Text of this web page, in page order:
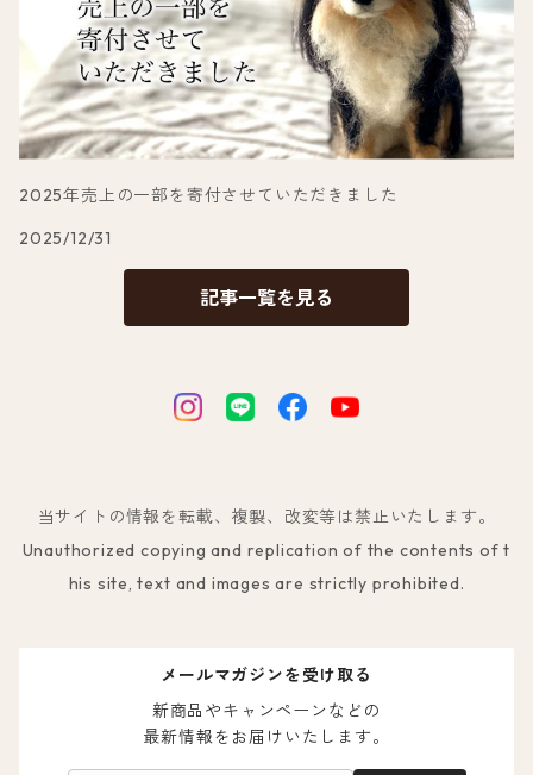
2025年売上の一部を寄付させていただきました
2025/12/31
記事一覧を見る
当サイトの情報を転載、複製、改変等は禁止いたします。
Unauthorized copying and replication of the contents of t
his site, text and images are strictly prohibited.
メールマガジンを受け取る
新商品やキャンペーンなどの
最新情報をお届けいたします。